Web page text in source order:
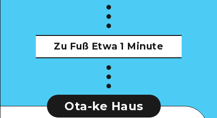
Zu Fuß Etwa 1 Minute
Ota-ke Haus